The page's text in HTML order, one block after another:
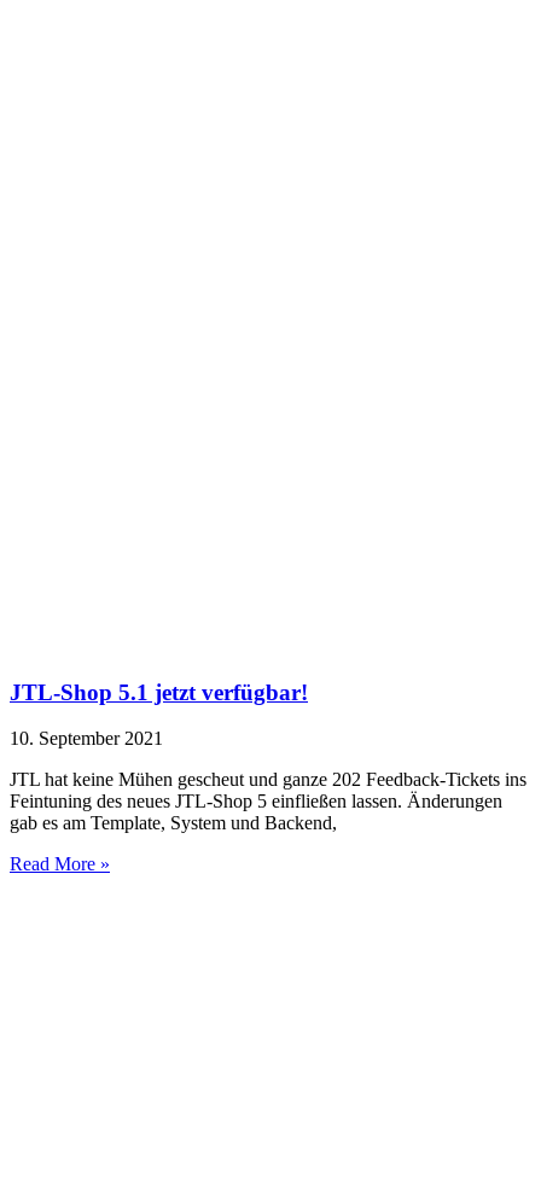
JTL-Shop 5.1 jetzt verfügbar!
10. September 2021
JTL hat keine Mühen gescheut und ganze 202 Feedback-Tickets ins
Feintuning des neues JTL-Shop 5 einfließen lassen. Änderungen
gab es am Template, System und Backend,
Read More »